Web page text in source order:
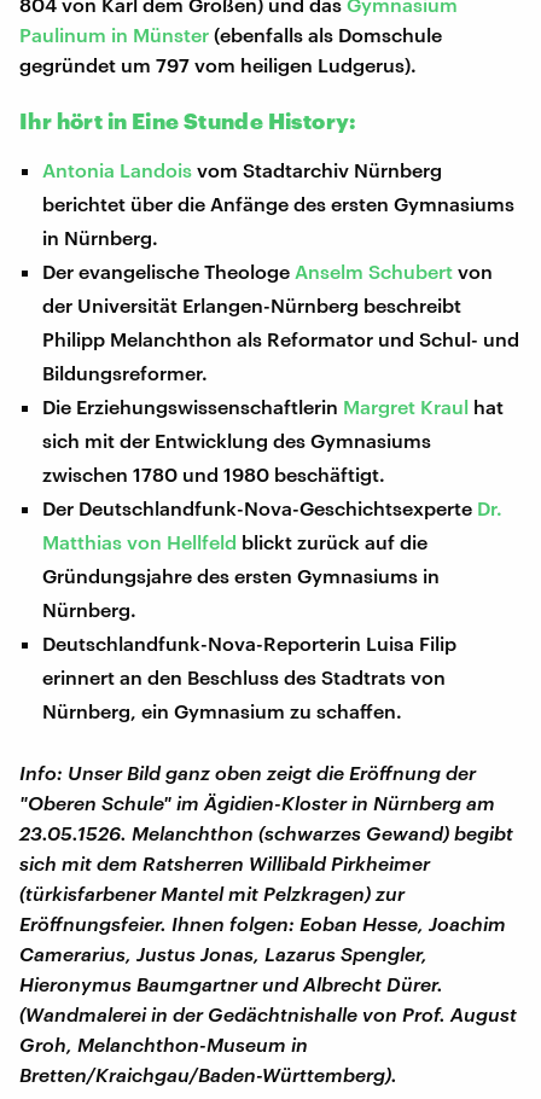
Paulinum in Münster (ebenfalls als Domschule
gegründet um 797 vom heiligen Ludgerus).
Ihr hört in Eine Stunde History:
Antonia Landois vom Stadtarchiv Nürnberg
berichtet über die Anfänge des ersten Gymnasiums
in Nürnberg.
Der evangelische Theologe Anselm Schubert von
der Universität Erlangen-Nürnberg beschreibt
Philipp Melanchthon als Reformator und Schul- und
Bildungsreformer.
Die Erziehungswissenschaftlerin Margret Kraul hat
sich mit der Entwicklung des Gymnasiums
zwischen 1780 und 1980 beschäftigt.
Der Deutschlandfunk-Nova-Geschichtsexperte Dr.
Matthias von Hellfeld blickt zurück auf die
Gründungsjahre des ersten Gymnasiums in
Nürnberg.
Deutschlandfunk-Nova-Reporterin Luisa Filip
erinnert an den Beschluss des Stadtrats von
Nürnberg, ein Gymnasium zu schaffen.
Info: Unser Bild ganz oben zeigt die Eröffnung der
"Oberen Schule" im Ägidien-Kloster in Nürnberg am
23.05.1526. Melanchthon (schwarzes Gewand) begibt
sich mit dem Ratsherren Willibald Pirkheimer
(türkisfarbener Mantel mit Pelzkragen) zur
Eröffnungsfeier. Ihnen folgen: Eoban Hesse, Joachim
Camerarius, Justus Jonas, Lazarus Spengler,
Hieronymus Baumgartner und Albrecht Dürer.
(Wandmalerei in der Gedächtnishalle von Prof. August
Groh, Melanchthon-Museum in
Bretten/Kraichgau/Baden-Württemberg).